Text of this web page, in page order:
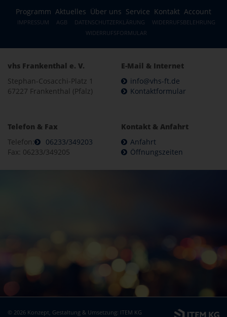
Programm Aktuelles Über uns Service Kontakt Account
IMPRESSUM AGB DATENSCHUTZERKLÄRUNG
WIDERRUFSBELEHRUNG
WIDERRUFSFORMULAR
vhs Frankenthal e. V.
Stephan-Cosacchi-Platz 1
67227 Frankenthal (Pfalz)
E-Mail & Internet
info@vhs-ft.de
Kontaktformular
Telefon & Fax
Telefon:
06233/349203
Fax: 06233/349205
Kontakt & Anfahrt
Anfahrt
Öffnungszeiten
© 2026 Konzept, Gestaltung & Umsetzung: ITEM KG